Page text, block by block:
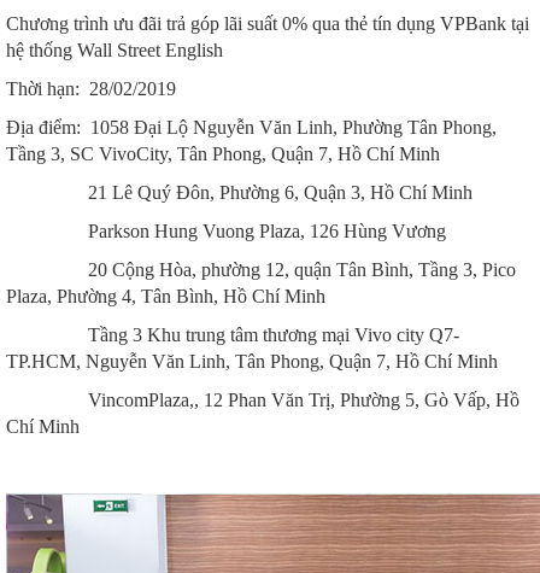
Chương trình ưu đãi trả góp lãi suất 0% qua thẻ tín dụng VPBank tại
hệ thống Wall Street English
Thời hạn: 28/02/2019
Địa điểm: 1058 Đại Lộ Nguyễn Văn Linh, Phường Tân Phong,
Tầng 3, SC VivoCity, Tân Phong, Quận 7, Hồ Chí Minh
21 Lê Quý Đôn, Phường 6, Quận 3, Hồ Chí Minh
Parkson Hung Vuong Plaza, 126 Hùng Vương
20 Cộng Hòa, phường 12, quận Tân Bình, Tầng 3, Pico
Plaza, Phường 4, Tân Bình, Hồ Chí Minh
Tầng 3 Khu trung tâm thương mại Vivo city Q7-
TP.HCM, Nguyễn Văn Linh, Tân Phong, Quận 7, Hồ Chí Minh
VincomPlaza,, 12 Phan Văn Trị, Phường 5, Gò Vấp, Hồ
Chí Minh